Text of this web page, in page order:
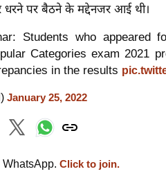
धरने पर बैठने के मद्देनजर आई थी।
Students who appeared
Categories exam 2021
in the results
January 25, 2022
Click to join.